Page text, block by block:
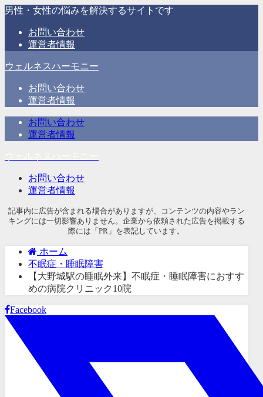
男性・女性の悩みを解決するサイトです
お問い合わせ
運営者情報
ウェルネスハーモニー
お問い合わせ
運営者情報
お問い合わせ
運営者情報
お問い合わせ
運営者情報
記事内に広告が含まれる場合がありますが、コンテンツの内容やラン
キングには一切影響ありません。企業から依頼された広告を掲載する
際には「PR」を表記しています。
ホーム
不眠症・睡眠障害
【大野城駅の睡眠外来】不眠症・睡眠障害におすす
めの病院クリニック10院
Facebook